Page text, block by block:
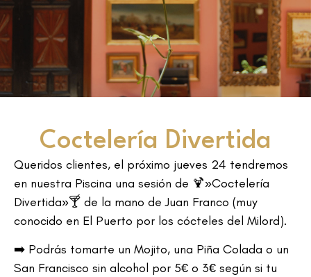
Coctelería Divertida
Queridos clientes, el próximo jueves 24 tendremos
en nuestra Piscina una sesión de 🍹»Coctelería
Divertida»🍸 de la mano de Juan Franco (muy
conocido en El Puerto por los cócteles del Milord).
➡️ Podrás tomarte un Mojito, una Piña Colada o un
San Francisco sin alcohol por 5€ o 3€ según si tu